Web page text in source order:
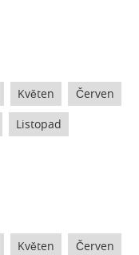
Květen Červen
Listopad
Květen Červen